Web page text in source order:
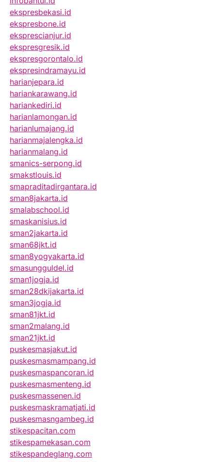
ekspresbekasi.id
ekspresbone.id
eksprescianjur.id
ekspresgresik.id
ekspresgorontalo.id
ekspresindramayu.id
harianjepara.id
hariankarawang.id
hariankediri.id
harianlamongan.id
harianlumajang.id
harianmajalengka.id
harianmalang.id
smanics-serpong.id
smakstlouis.id
smapraditadirgantara.id
sman8jakarta.id
smalabschool.id
smaskanisius.id
sman2jakarta.id
sman68jkt.id
sman8yogyakarta.id
smasungguldel.id
sman1jogja.id
sman28dkijakarta.id
sman3jogja.id
sman81jkt.id
sman2malang.id
sman21jkt.id
puskesmasjakut.id
puskesmasmampang.id
puskesmaspancoran.id
puskesmasmenteng.id
puskesmassenen.id
puskesmaskramatjati.id
puskesmasngambeg.id
stikespacitan.com
stikespamekasan.com
stikespandeglang.com